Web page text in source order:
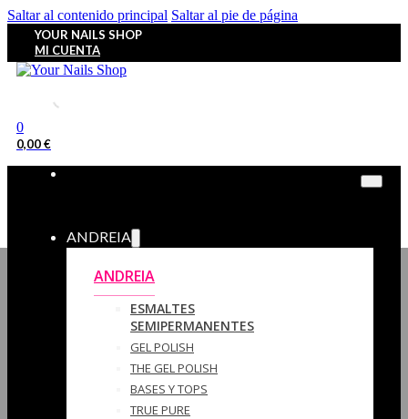
Saltar al contenido principal Saltar al pie de página
YOUR NAILS SHOP
MI CUENTA
0
0,00€
ANDREIA
ANDREIA
ESMALTES
SEMIPERMANENTES
GEL POLISH
THE GEL POLISH
BASES Y‎ TOPS
TRUE PURE